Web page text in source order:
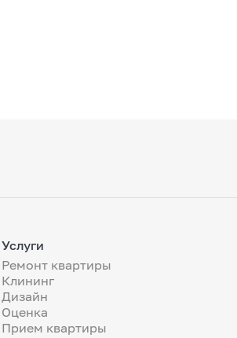
Услуги
Ремонт квартиры
Клининг
Дизайн
Оценка
Прием квартиры